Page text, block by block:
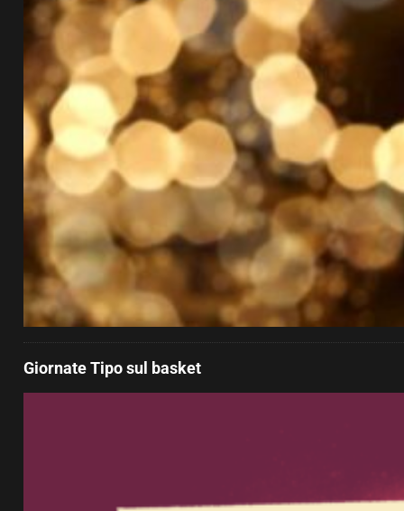
Giornate Tipo sul basket